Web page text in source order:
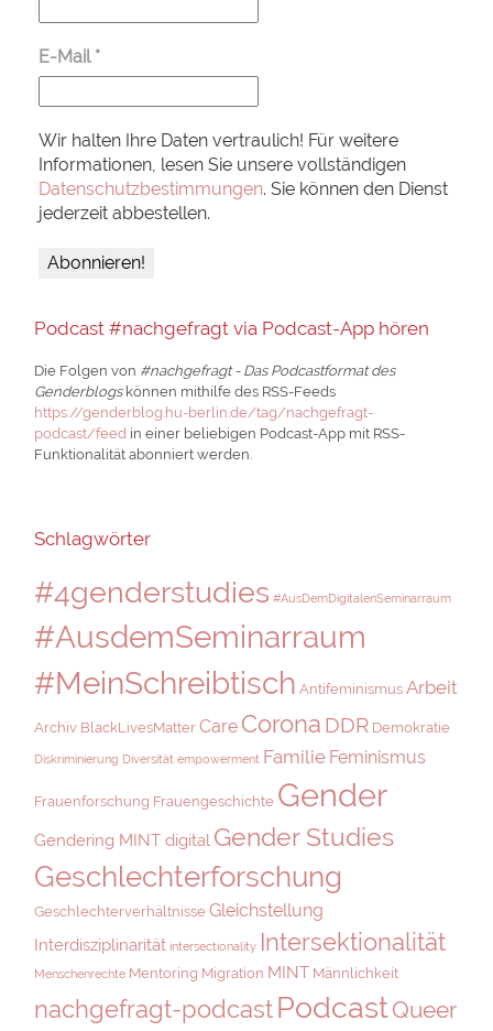
E-Mail *
Wir halten Ihre Daten vertraulich! Für weitere
Informationen, lesen Sie unsere vollständigen
Datenschutzbestimmungen. Sie können den Dienst
jederzeit abbestellen.
Podcast #nachgefragt via Podcast-App hören
Die Folgen von #nachgefragt - Das Podcastformat des
Genderblogskönnen mithilfe des RSS-Feeds
https://genderblog.hu-berlin.de/tag/nachgefragt-
podcast/feed in einer beliebigen Podcast-App mit RSS-
Funktionalität abonniert werden.
Schlagwörter
#4genderstudies #AusDemDigitalenSeminarraum
#AusdemSeminarraum
#MeinSchreibtisch Antifeminismus Arbeit
Archiv BlackLivesMatter Care Corona DDR Demokratie
Diskriminierung Diversität empowerment Familie Feminismus
Frauenforschung Frauengeschichte Gender
Gendering MINT digital Gender Studies
Geschlechterforschung
Geschlechterverhältnisse Gleichstellung
Interdisziplinarität intersectionality Intersektionalität
Menschenrechte Mentoring Migration MINT Männlichkeit
nachgefragt-podcastPodcastQueer